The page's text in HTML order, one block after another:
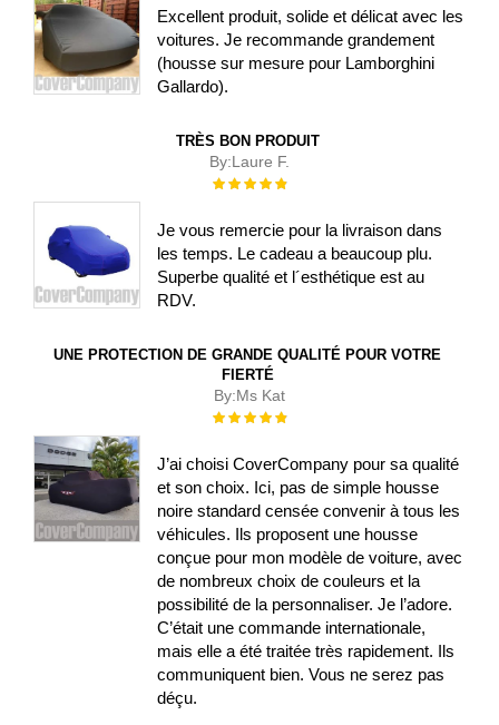
Excellent produit, solide et délicat avec les
voitures. Je recommande grandement
(housse sur mesure pour Lamborghini
Gallardo).
TRÈS BON PRODUIT
By:Laure F.
Évaluation :
Je vous remercie pour la livraison dans
les temps. Le cadeau a beaucoup plu.
Superbe qualité et l´esthétique est au
RDV.
UNE PROTECTION DE GRANDE QUALITÉ POUR VOTRE
FIERTÉ
By:Ms Kat
Évaluation :
J’ai choisi CoverCompany pour sa qualité
et son choix. Ici, pas de simple housse
noire standard censée convenir à tous les
véhicules. Ils proposent une housse
conçue pour mon modèle de voiture, avec
de nombreux choix de couleurs et la
possibilité de la personnaliser. Je l’adore.
C’était une commande internationale,
mais elle a été traitée très rapidement. Ils
communiquent bien. Vous ne serez pas
déçu.